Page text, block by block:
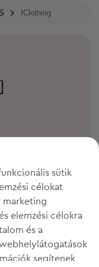
IClothing
sütik
célokat
marketing
elemzési célokra
és a
webhelylátogatások
segítenek